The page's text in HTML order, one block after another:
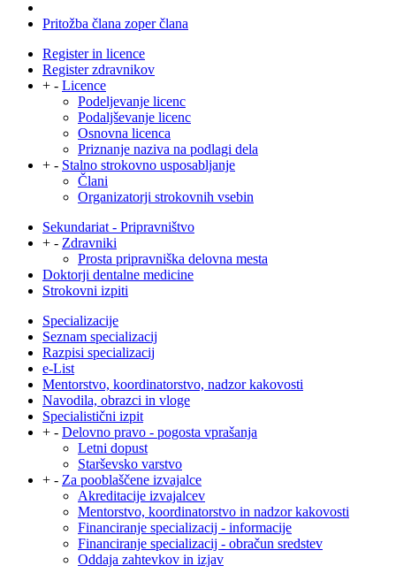
Pritožba člana zoper člana
Register in licence
Register zdravnikov
+ - Licence
Podeljevanje licenc
Podaljševanje licenc
Osnovna licenca
Priznanje naziva na podlagi dela
+ - Stalno strokovno usposabljanje
Člani
Organizatorji strokovnih vsebin
Sekundariat - Pripravništvo
+ - Zdravniki
Prosta pripravniška delovna mesta
Doktorji dentalne medicine
Strokovni izpiti
Specializacije
Seznam specializacij
Razpisi specializacij
e-List
Mentorstvo, koordinatorstvo, nadzor kakovosti
Navodila, obrazci in vloge
Specialistični izpit
+ - Delovno pravo - pogosta vprašanja
Letni dopust
Starševsko varstvo
+ - Za pooblaščene izvajalce
Akreditacije izvajalcev
Mentorstvo, koordinatorstvo in nadzor kakovosti
Financiranje specializacij - informacije
Financiranje specializacij - obračun sredstev
Oddaja zahtevkov in izjav